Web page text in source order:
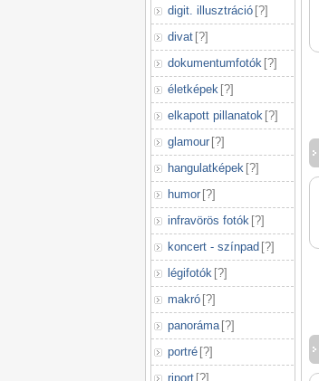
digit. illusztráció [?]
divat [?]
dokumentumfotók [?]
életképek [?]
elkapott pillanatok [?]
glamour [?]
hangulatképek [?]
humor [?]
infravörös fotók [?]
koncert - színpad [?]
légifotók [?]
makró [?]
panoráma [?]
portré [?]
riport [?]